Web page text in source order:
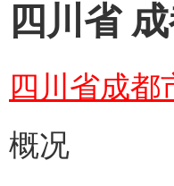
四川省
四川省成都
概况